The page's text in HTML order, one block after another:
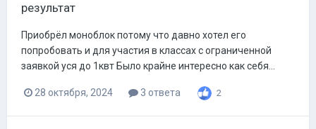
результат
Приобрёл моноблок потому что давно хотел его
попробовать и для участия в классах с ограниченной
заявкой уся до 1квт Было крайне интересно как себя...
28 октября, 2024 3 ответа 2